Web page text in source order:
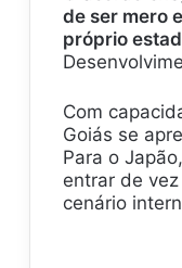
de ser mero
próprio
Com
Goiás se
Para o
entrar de
cenário